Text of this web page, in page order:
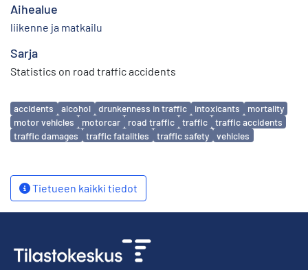
Aihealue
liikenne ja matkailu
Sarja
Statistics on road traffic accidents
Avainsanat
accidents alcohol drunkenness in traffic intoxicants
mortality
motor vehicles
motorcar road traffic traffic
traffic accidents
traffic damages
traffic fatalities traffic safety vehicles
Tietueen kaikki tiedot